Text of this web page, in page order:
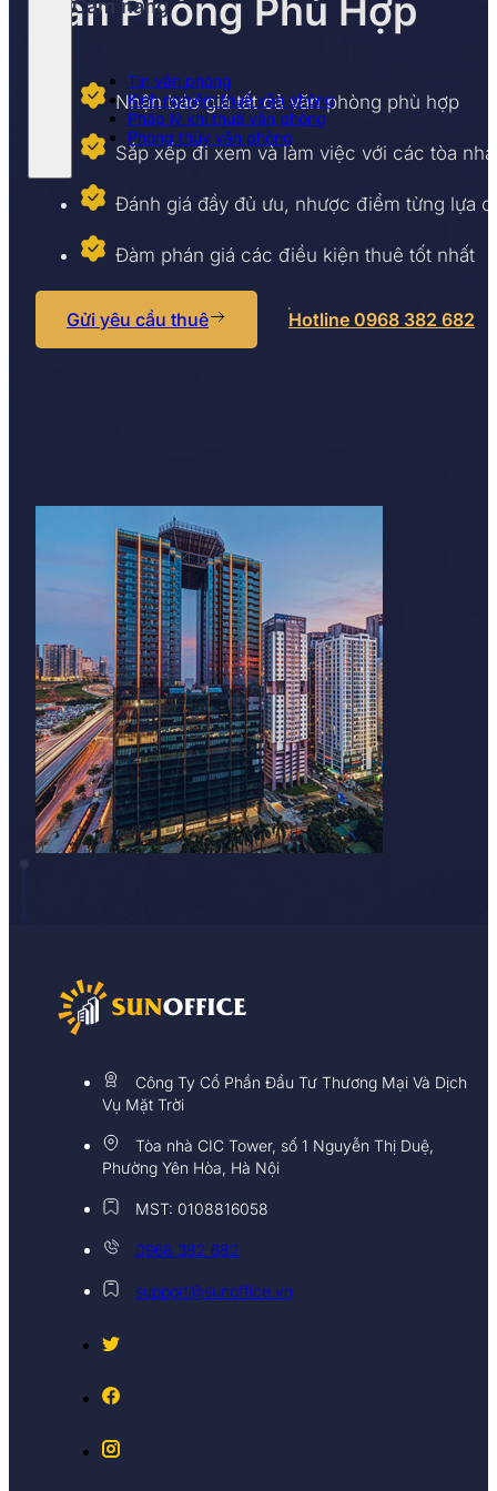
Cẩm nang
Tin văn phòng
Kinh nghiệm thuê văn phòng
Pháp lý khi thuê văn phòng
Phong thủy văn phòng
Văn Phòng Phù Hợp
Nhận báo giá tất cả văn phòng phù hợp
Sắp xếp đi xem và làm việc với các tòa nhà
Đánh giá đầy đủ ưu, nhược điểm từng lựa
Đàm phán giá các điều kiện thuê tốt nhất
Gửi yêu cầu thuê Hotline 0968 382 682
Công Ty Cổ Phần Đầu Tư Thương Mại Và Dịch
Vụ Mặt Trời
Tòa nhà CIC Tower, số 1 Nguyễn Thị Duệ,
Phường Yên Hòa, Hà Nội
MST: 0108816058
0968 382 682
support@sunoffice.vn